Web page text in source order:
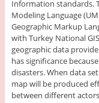
Information standards.
Modeling Language
Geographic Markup
with Turkey National
geographic data
has significance
disasters. When data
map will be produced
between different